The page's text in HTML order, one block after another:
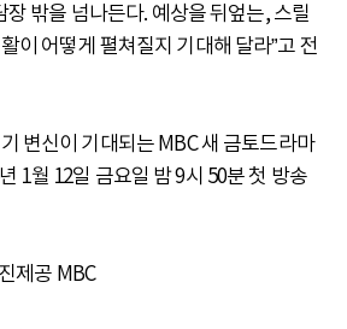
장 밖을 넘나든다. 예상을 뒤엎는, 스릴
이 어떻게 펼쳐질지 기대해 달라”고 전
변신이 기대되는 MBC 새 금토드라마
1월 12일 금요일 밤 9시 50분 첫 방송
제공 MBC